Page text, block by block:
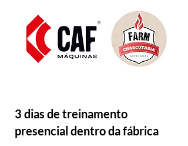
3 dias de treinamento
presencial dentro da fábrica